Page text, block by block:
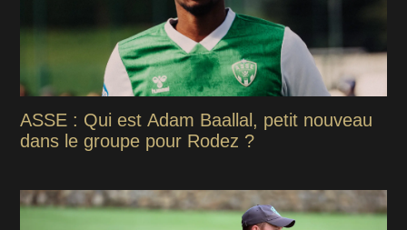
ASSE : Qui est Adam Baallal, petit nouveau
dans le groupe pour Rodez ?